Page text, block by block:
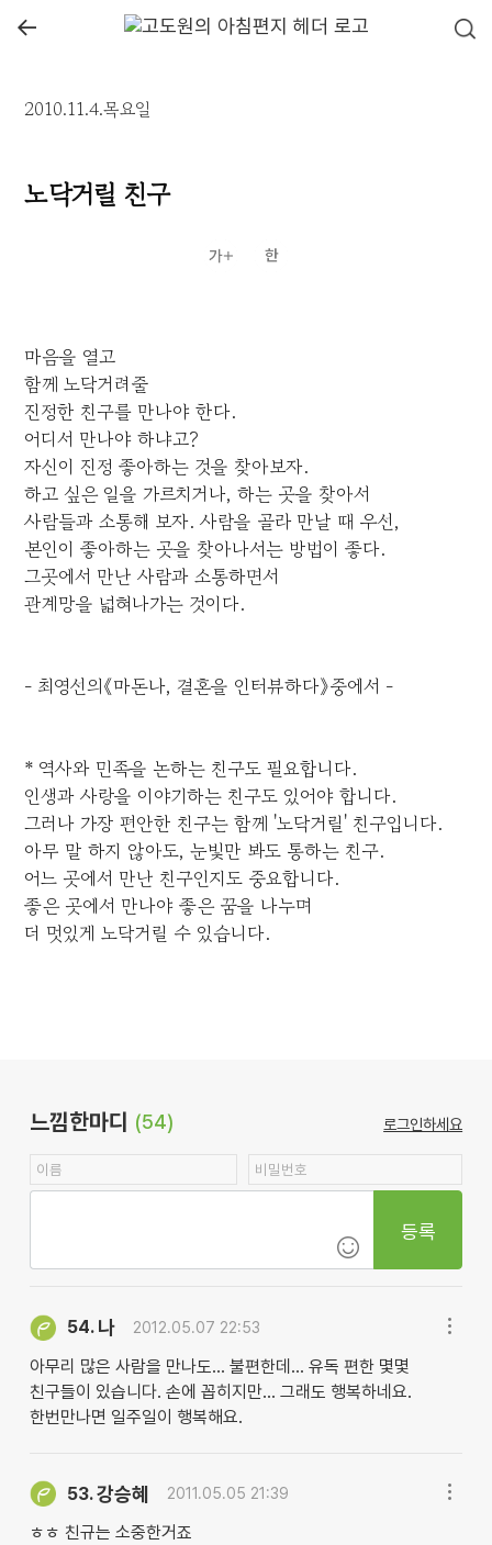
←
2010.11.4.목요일
노닥거릴 친구
마음을 열고
함께 노닥거려줄
진정한 친구를 만나야 한다.
어디서 만나야 하냐고?
자신이 진정 좋아하는 것을 찾아보자.
하고 싶은 일을 가르치거나, 하는 곳을 찾아서
사람들과 소통해 보자. 사람을 골라 만날 때 우선,
본인이 좋아하는 곳을 찾아나서는 방법이 좋다.
그곳에서 만난 사람과 소통하면서
관계망을 넓혀나가는 것이다.
- 최영선의《마돈나, 결혼을 인터뷰하다》중에서 -
* 역사와 민족을 논하는 친구도 필요합니다.
인생과 사랑을 이야기하는 친구도 있어야 합니다.
그러나 가장 편안한 친구는 함께 '노닥거릴' 친구입니다.
아무 말 하지 않아도, 눈빛만 봐도 통하는 친구.
어느 곳에서 만난 친구인지도 중요합니다.
좋은 곳에서 만나야 좋은 꿈을 나누며
더 멋있게 노닥거릴 수 있습니다.
느낌한마디 (54) 로그인하세요
등록
54. 나 2012.05.07 22:53
아무리 많은 사람을 만나도... 불편한데... 유독 편한 몇몇
친구들이 있습니다. 손에 꼽히지만... 그래도 행복하네요.
한번만나면 일주일이 행복해요.
53.강승혜 2011.05.05 21:39
ㅎㅎ 친규는 소중한거죠